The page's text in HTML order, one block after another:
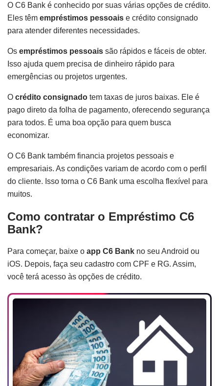
O C6 Bank é conhecido por suas várias opções de crédito.
Eles têm empréstimos pessoais e crédito consignado
para atender diferentes necessidades.
Os empréstimos pessoais são rápidos e fáceis de obter.
Isso ajuda quem precisa de dinheiro rápido para
emergências ou projetos urgentes.
O crédito consignado tem taxas de juros baixas. Ele é
pago direto da folha de pagamento, oferecendo segurança
para todos. É uma boa opção para quem busca
economizar.
O C6 Bank também financia projetos pessoais e
empresariais. As condições variam de acordo com o perfil
do cliente. Isso torna o C6 Bank uma escolha flexível para
muitos.
Como contratar o Empréstimo C6
Bank?
Para começar, baixe o app C6 Bank no seu Android ou
iOS. Depois, faça seu cadastro com CPF e RG. Assim,
você terá acesso às opções de crédito.